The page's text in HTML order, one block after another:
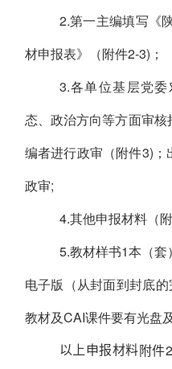
2.第一主编填写《
材申报表》（附件2-3) ；
3.各单位基层党
态、政治方向等方面审
编者进行政审（附件3)
政审;
4.其他申报材料（
5.教材样书1本（套
电子版（从封面到封底的
教材及CAI课件要有光盘
以上申报材料附件